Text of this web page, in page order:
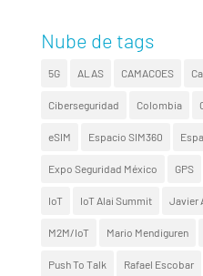
Nube de tags
5G ALAS CAMACOES
Ciberseguridad Colombia
eSIM Espacio SIM360
Expo Seguridad México GPS
IoT IoT Alai Summit Javier
M2M/IoT Mario Mendiguren
Push To Talk Rafael Escobar